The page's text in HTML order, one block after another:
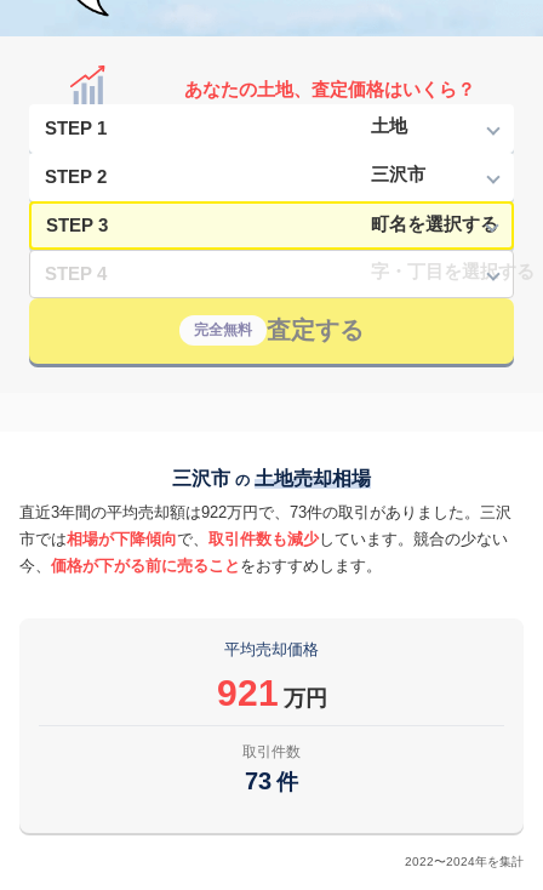
あなたの土地、査定価格はいくら？
STEP 1
STEP 2
STEP 3
STEP 4
完全無料 査定する
三沢市 の 土地売却相場
直近3年間の平均売却額は922万円で、73件の取引がありました。三沢
市では相場が下降傾向で、 取引件数も減少しています。競合の少ない
今、 価格が下がる前に売ること をおすすめします。
平均売却価格
921 万円
取引件数
73 件
2022〜2024年を集計